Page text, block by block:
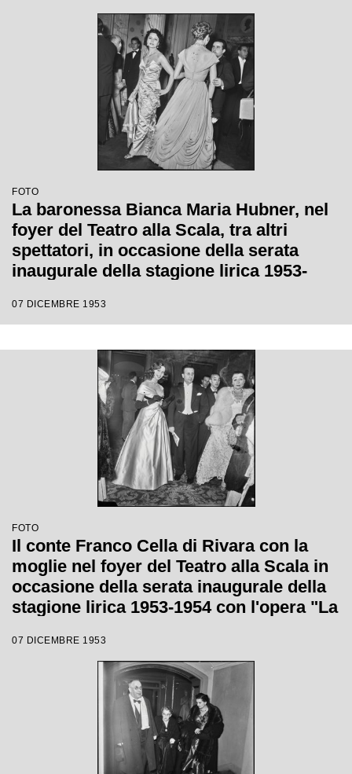
FOTO
La baronessa Bianca Maria Hubner, nel
foyer del Teatro alla Scala, tra altri
spettatori, in occasione della serata
inaugurale della stagione lirica 1953-
Catalani, diretta da Carlo Maria Giulini,
07 DICEMBRE 1953
FOTO
Il conte Franco Cella di Rivara con la
moglie nel foyer del Teatro alla Scala in
occasione della serata inaugurale della
stagione lirica 1953-1954 con l'opera "La
Carlo Maria Giulini, con la regia di
Tatiana Pavlova
07 DICEMBRE 1953